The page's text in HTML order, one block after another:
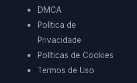
DMCA
Política de
Privacidade
Políticas de Cookies
Termos de Uso